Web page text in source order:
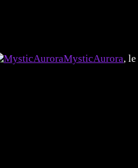
MysticAurora, le